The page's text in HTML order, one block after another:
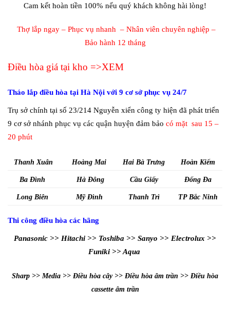
Cam kết hoàn tiền 100% nếu quý khách không hài lòng!
Thợ lắp ngay – Phục vụ nhanh – Nhân viên chuyên nghiệp –
Bảo hành 12 tháng
Điều hòa giá tại kho =>XEM
Tháo lắp điều hòa tại Hà Nội với 9 cơ sở phục vụ 24/7
Trụ sở chính tại số 23/214 Nguyễn xiển công ty hiện đã phát triển
9 cơ sở nhánh phục vụ các quận huyện đảm bảo có mặt sau 15 –
20 phút
Thanh Xuân Hoàng Mai Hai Bà Trưng Hoàn Kiếm
Ba Đình Hà Đông Cầu Giấy Đống Đa
Long Biên Mỹ Đình Thanh Trì TP Bắc Ninh
Thi công điều hòa các hãng
Panasonic >> Hitachi >> Toshiba >> Sanyo >> Electrolux >>
Funiki >> Aqua
Sharp >> Media >> Điều hòa cây >> Điều hòa âm trần >> Điều hòa
cassetteâm trần